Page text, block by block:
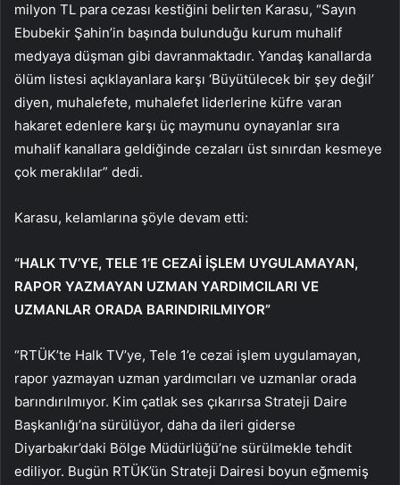
milyon TL para cezası kestiğini belirten Karasu, “Sayın
Ebubekir Şahin’in başında bulunduğu kurum muhalif
medyaya düşman gibi davranmaktadır. Yandaş kanallarda
ölüm listesi açıklayanlara karşı ‘Büyütülecek bir şey değil’
diyen, muhalefete, muhalefet liderlerine küfre varan
hakaret edenlere karşı üç maymunu oynayanlar sıra
muhalif kanallara geldiğinde cezaları üst sınırdan kesmeye
çok meraklılar” dedi.
Karasu, kelamlarına şöyle devam etti:
“HALK TV’YE, TELE 1’E CEZAİ İŞLEM UYGULAMAYAN,
RAPOR YAZMAYAN UZMAN YARDIMCILARI VE
UZMANLAR ORADA BARINDIRILMIYOR”
“RTÜK’te Halk TV’ye, Tele 1’e cezai işlem uygulamayan,
rapor yazmayan uzman yardımcıları ve uzmanlar orada
barındırılmıyor. Kim çatlak ses çıkarırsa Strateji Daire
Başkanlığı’na sürülüyor, daha da ileri giderse
Diyarbakır’daki Bölge Müdürlüğü’ne sürülmekle tehdit
ediliyor. Bugün RTÜK’ün Strateji Dairesi boyun eğmemiş